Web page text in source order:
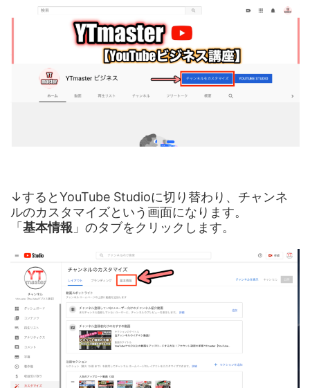
↓するとYouTube Studioに切り替わり、チャンネ
ルのカスタマイズという画面になります。
「 基本情報 」のタブをクリックします。